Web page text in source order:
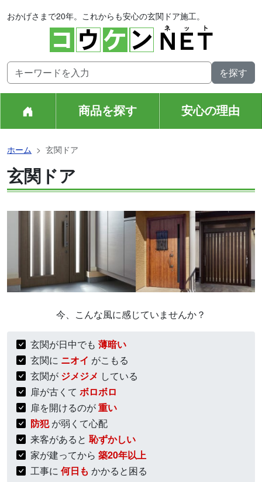
おかげさまで20年。これからも安心の玄関ドア施工。
商品を探す 安心の理由
ホーム 玄関ドア
玄関ドア
今、こんな風に感じていませんか？
玄関が日中でも 薄暗い
玄関に ニオイ がこもる
玄関が ジメジメ している
扉が古くて ボロボロ
扉を開けるのが重い
防犯が弱くて心配
来客があると 恥ずかしい
家が建ってから 築20年以上
工事に 何日も かかると困る